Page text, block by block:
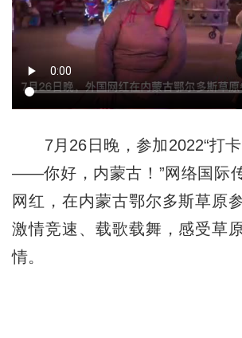
7月26日晚，参加2022“打卡
——你好，内蒙古！”网络国际
网红，在内蒙古鄂尔多斯草原
激情竞速、载歌载舞，感受草
情。